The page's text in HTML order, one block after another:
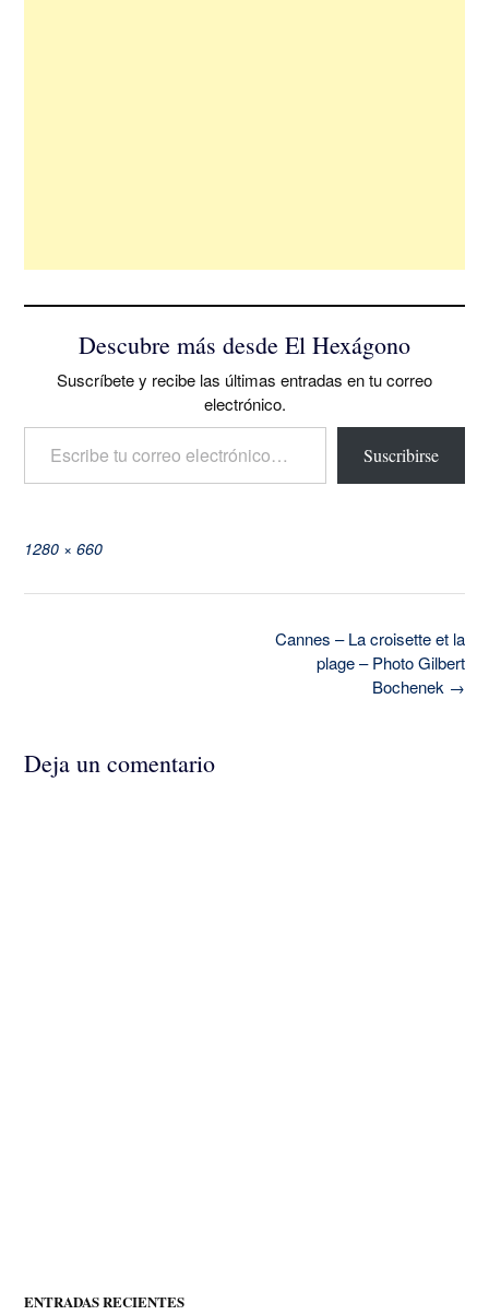
Descubre más desde El Hexágono
Suscríbete y recibe las últimas entradas en tu correo
electrónico.
Escribe tu correo electrónico…
Suscribirse
Tamaño
1280 × 660
Cannes – La croisette et la
plage – Photo Gilbert
Bochenek →
Deja un comentario
ENTRADAS RECIENTES